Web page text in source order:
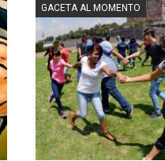
GACETA AL MOMENTO